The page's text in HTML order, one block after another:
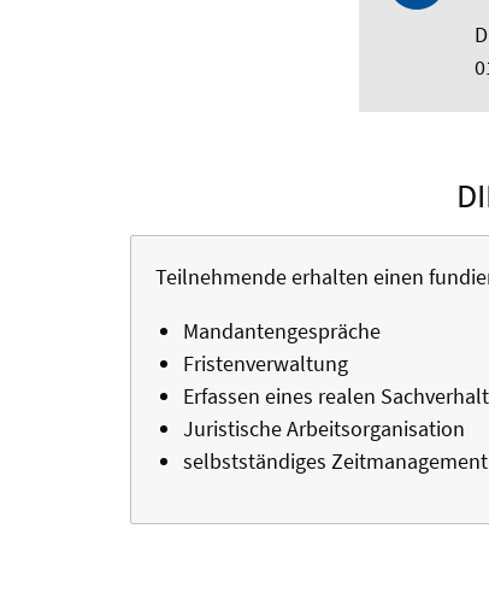
Teilnehmende erhalten einen
Mandantengespräche
Fristenverwaltung
Erfassen eines realen
Juristische Arbeitsorganisation
selbstständiges Zeitmanagement